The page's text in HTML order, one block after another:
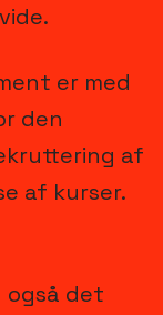
er med
den
af
af kurser.
også det